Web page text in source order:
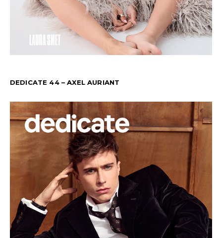
DEDICATE 44 – AXEL AURIANT